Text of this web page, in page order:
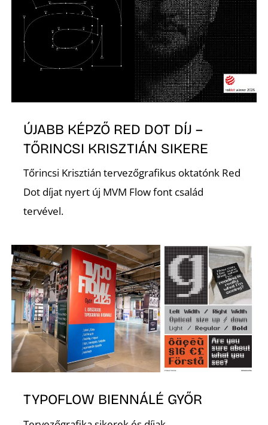
ÚJABB KÉPZŐ RED DOT DÍJ –
TŐRINCSI KRISZTIÁN SIKERE
Tőrincsi Krisztián tervezőgrafikus oktatónk Red
Dot díjat nyert új MVM Flow font család
tervével.
TYPOFLOW BIENNÁLÉ GYŐR